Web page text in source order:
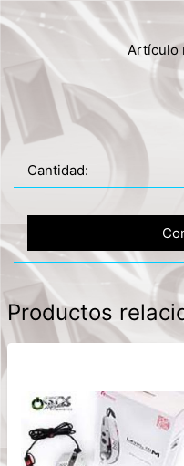
Artículo
Cantidad:
Productos